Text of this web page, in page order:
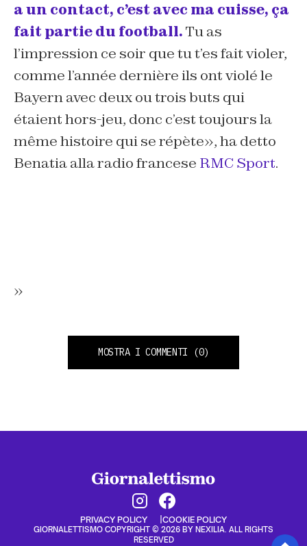
a un contact, c’est avec ma cuisse, ça
fait partie du football.Tu as
l’impression ce soir que tu t’es fait violer,
comme l’année dernière ils ont violé le
Bayern avec deux ou trois buts qui
étaient hors-jeu, donc c’est toujours la
même histoire qui se répète», ha detto
Benatia alla radio francese RMC Sport.
»
MOSTRA I COMMENTI (0)
PRIVACY POLICY COOKIE POLICY
GIORNALETTISMO COPYRIGHT © 2026 BY NEXILIA. ALL RIGHTS
RESERVED